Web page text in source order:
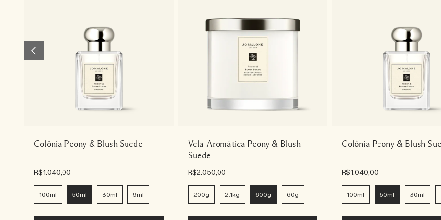
Colônia Peony & Blush Suede
R$1.040,00
100ml 50ml 30ml 9ml
Vela Aromática Peony & Blush
Suede
R$2.050,00
200g 2.1kg 600g 60g
Colônia Peony & Blush
R$1.040,00
100ml 50ml 30ml